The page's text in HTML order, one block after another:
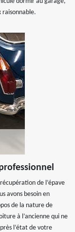
raisonnable.
de l’épave
avons besoin en
de la nature de
à l’ancienne qui ne
l’état de votre